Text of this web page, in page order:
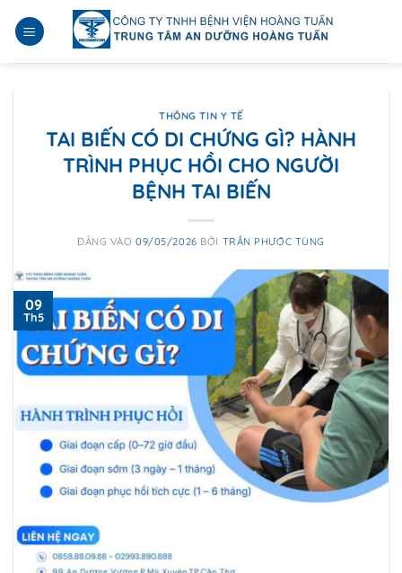
qua
THÔNG TIN Y TẾ
TAI BIẾN CÓ DI CHỨNG GÌ? HÀNH
TRÌNH PHỤC HỒI CHO NGƯỜI
BỆNH TAI BIẾN
ĐĂNG VÀO09/05/2026 BỞI TRẦN PHƯỚC TÙNG
09
Th5